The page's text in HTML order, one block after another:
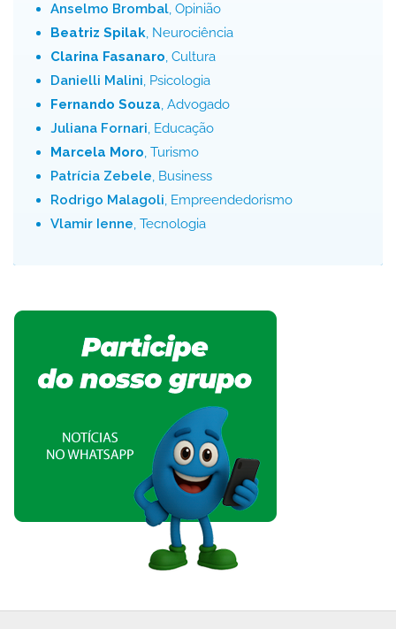
Anselmo Brombal, Opinião
Beatriz Spilak, Neurociência
Clarina Fasanaro, Cultura
Danielli Malini, Psicologia
Fernando Souza, Advogado
Juliana Fornari, Educação
Marcela Moro, Turismo
Patrícia Zebele, Business
Rodrigo Malagoli, Empreendedorismo
Vlamir Ienne, Tecnologia